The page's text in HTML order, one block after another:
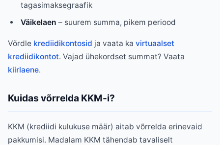
tagasimaksegraafik
Väikelaen – suurem summa, pikem periood
Võrdle krediidikontosid ja vaata ka virtuaalset
krediidikontot. Vajad ühekordset summat? Vaata
kiirlaene.
Kuidas võrrelda KKM-i?
KKM (krediidi kulukuse määr) aitab võrrelda erinevaid
pakkumisi. Madalam KKM tähendab tavaliselt